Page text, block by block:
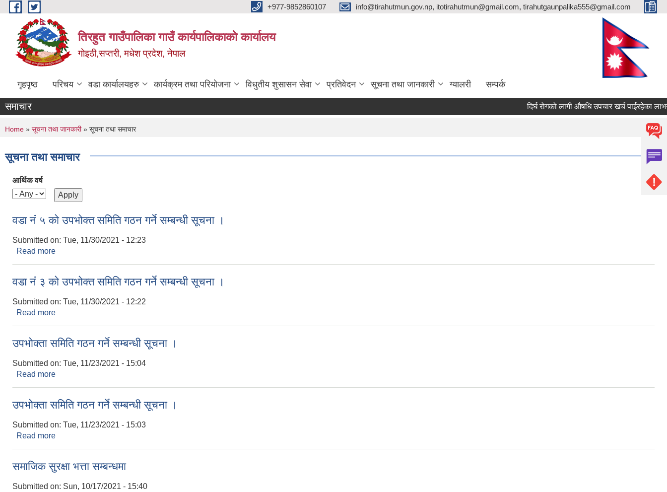
Skip to main content +977-9852860107 info@tirahutmun.gov.np, itotirahutmun@gmail.com, tirahutgaunpalika555@gmail.com
तिरहुत गाउँपालिका गाउँ कार्यपालिकाकाे कार्यालय
गाेइठी,सप्तरी, मधेश प्रदेश, नेपाल
गृहपृष्ठ परिचय वडा कार्यालयहरु कार्यक्रम तथा परियोजना विधुतीय शुसासन सेवा प्रतिवेदन सूचना तथा जानकारी ग्यालरी सम्पर्क
समाचार दिर्घ रोगको लागी औषधि उपचार खर्च पाईरहेका
You are here
Home » सूचना तथा जानकारी» सूचना तथा समाचार
सूचना तथा समाचार
आर्थिक वर्ष
वडा नंं ५ काे उपभोक्त समिति गठन गर्ने सम्बन्धी सूचना ।
Submitted on: Tue, 11/30/2021 - 12:23
Read more
वडा नंं ३ काे उपभोक्त समिति गठन गर्ने सम्बन्धी सूचना ।
Submitted on: Tue, 11/30/2021 - 12:22
Read more
उपभोक्ता समिति गठन गर्ने सम्बन्धी सूचना ।
Submitted on: Tue, 11/23/2021 - 15:04
Read more
उपभोक्ता समिति गठन गर्ने सम्बन्धी सूचना ।
Submitted on: Tue, 11/23/2021 - 15:03
Read more
समाजिक सुरक्षा भत्ता सम्बन्धमा
Submitted on: Sun, 10/17/2021 - 15:40